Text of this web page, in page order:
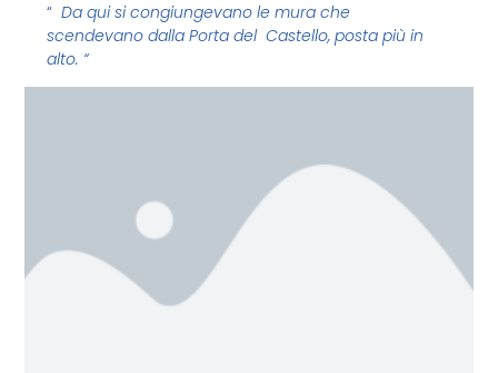
“Da qui si congiungevano le mura che
scendevano dalla Porta del Castello, posta più in
alto. “